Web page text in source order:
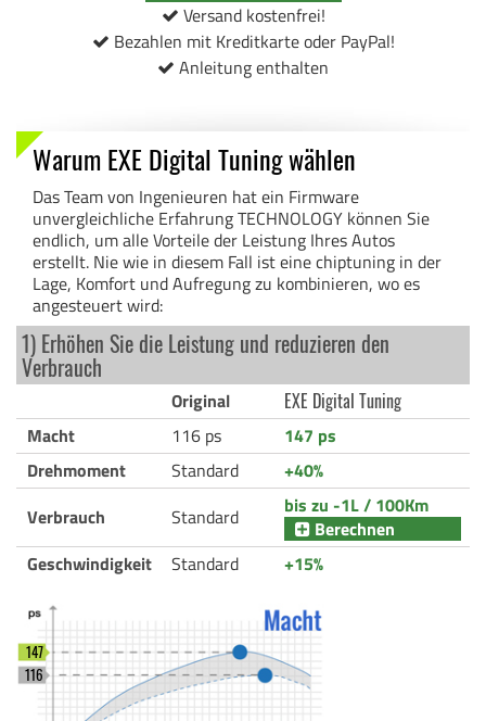
Versand kostenfrei!
Bezahlen mit Kreditkarte oder PayPal!
Anleitung enthalten
Warum EXE Digital Tuning wählen
Das Team von Ingenieuren hat ein Firmware
unvergleichliche Erfahrung TECHNOLOGY können Sie
endlich, um alle Vorteile der Leistung Ihres Autos
erstellt. Nie wie in diesem Fall ist eine chiptuning in der
Lage, Komfort und Aufregung zu kombinieren, wo es
angesteuert wird:
1) Erhöhen Sie die Leistung und reduzieren den
Verbrauch
Original
EXE Digital Tuning
Macht
116 ps
147 ps
Drehmoment
Standard
+40%
Verbrauch
Standard
bis zu -1L / 100Km
Berechnen
Geschwindigkeit
Standard +15%
116
147